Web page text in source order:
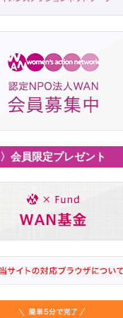
〉会員限定プレゼント